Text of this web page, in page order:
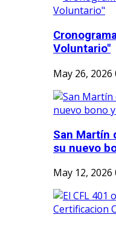
Voluntario"
May 26, 2026
San Martín
su nuevo
May 12, 2026